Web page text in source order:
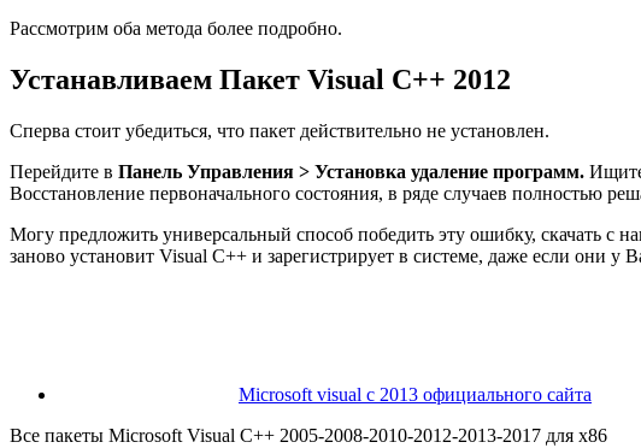
Рассмотрим оба метода более подробно.
Устанавливаем Пакет Visual C++ 2012
Сперва стоит убедиться, что пакет действительно не установлен.
Перейдите в Панель Управления > Установка удаление программ.
Восстановление первоначального состояния, в ряде случаев полностью
Могу предложить универсальный способ победить эту ошибку, скачать с
заново установит Visual C++ и зарегистрирует в системе, даже если они у
Microsoft visual c 2013 официального сайта
Все пакеты Microsoft Visual C++ 2005-2008-2010-2012-2013-2017 для x86